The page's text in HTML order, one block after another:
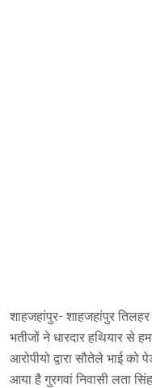
शाहजहांपुर- शाहजहांपुर
भतीजों ने धारदार हथियार से
आरोपीयो द्वारा सौतेले भाई
आया है गुरगवां निवासी लता